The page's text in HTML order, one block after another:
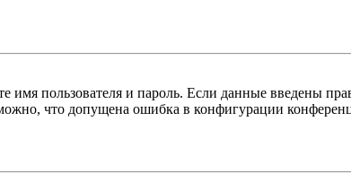
пользователя и пароль. Если данные введены
что допущена ошибка в конфигурации